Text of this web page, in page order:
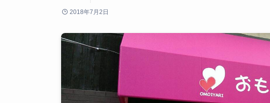
2018年7月2日